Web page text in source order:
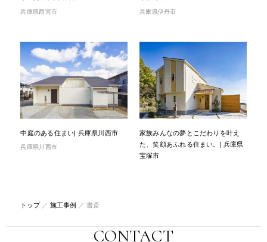
兵庫県西宮市 兵庫県伊丹市
中庭のある住まい| 兵庫県川西市
兵庫県川西市
家族みんなの夢とこだわりを叶え
た、笑顔あふれる住まい。| 兵庫県
宝塚市
トップ／施工事例 ／書斎
CONTACT